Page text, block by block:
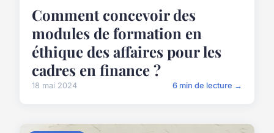
Comment concevoir des
modules de formation en
éthique des affaires pour les
cadres en finance ?
18 mai 2024 6 min de lecture →